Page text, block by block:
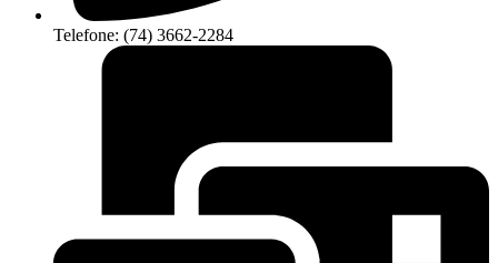
Telefone: (74) 3662-2284